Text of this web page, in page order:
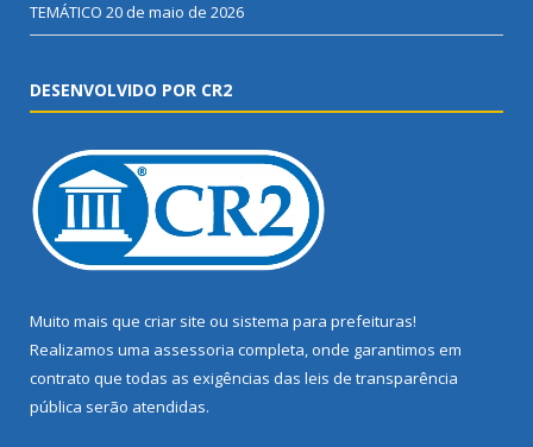
TEMÁTICO 20 de maio de 2026
DESENVOLVIDO POR CR2
Muito mais que criar site ou sistema para prefeituras!
Realizamos uma assessoria completa, onde garantimos em
contrato que todas as exigências das leis de transparência
pública serão atendidas.